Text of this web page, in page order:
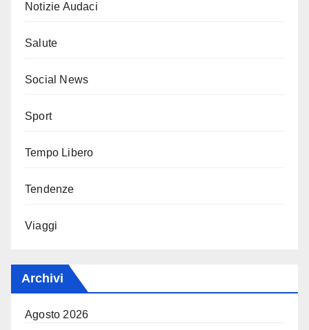
Notizie Audaci
Salute
Social News
Sport
Tempo Libero
Tendenze
Viaggi
Archivi
Agosto 2026